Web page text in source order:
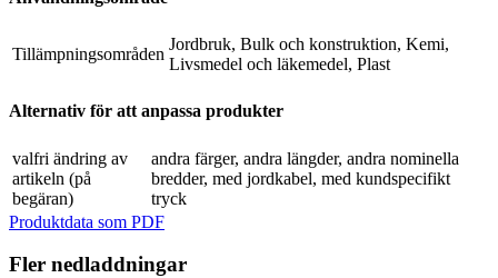
Tillämpningsområden
Jordbruk, Bulk och konstruktion, Kemi,
Livsmedel och läkemedel, Plast
Alternativ för att anpassa produkter
valfri ändring av
artikeln (på
begäran)
andra färger, andra längder, andra nominella
bredder, med jordkabel, med kundspecifikt
tryck
Produktdata som PDF
Fler nedladdningar